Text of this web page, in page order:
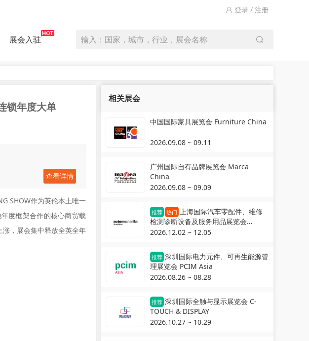
登录 / 注册
展会入驻 输入：国家，城市，行业，展会名称
锁年度大单
查看详情
SHOW作为英伦本土唯一
度框架合作的核心商贸载
，展会集中释放全英全年
相关展会
中国国际家具展览会 Furniture China
2026.09.08 ~ 09.11
广州国际自有品牌展览会 Marca
China
2026.09.08 ~ 09.09
推荐 热门 上海国际汽车零配件、维修
检测诊断设备及服务用品展览会
Automechanika Shanghai
2026.12.02 ~ 12.05
推荐 深圳国际电力元件、可再生能源管
理展览会 PCIM Asia
2026.08.26 ~ 08.28
推荐 深圳国际全触与显示展览会 C-
TOUCH & DISPLAY
2026.10.27 ~ 10.29